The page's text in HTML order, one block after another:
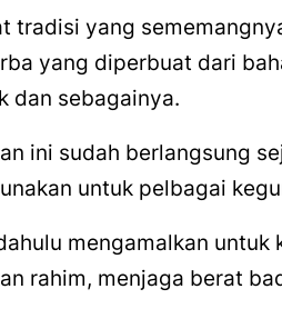
tradisi yang
yang diperbuat dari
dan sebagainya.
ini sudah berlangsung
untuk pelbagai
mengamalkan
rahim, menjaga berat